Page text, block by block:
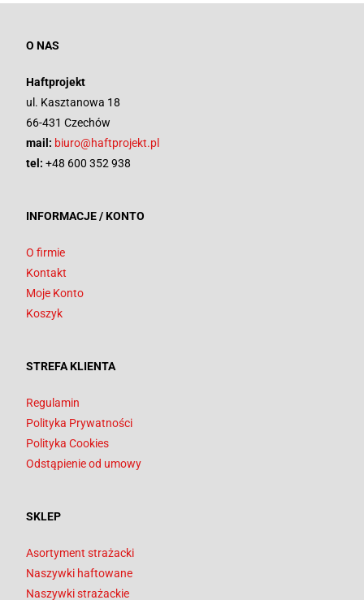
O NAS
Haftprojekt
ul. Kasztanowa 18
66-431 Czechów
mail: biuro@haftprojekt.pl
tel: +48 600 352 938
INFORMACJE / KONTO
O firmie
Kontakt
Moje Konto
Koszyk
STREFA KLIENTA
Regulamin
Polityka Prywatności
Polityka Cookies
Odstąpienie od umowy
SKLEP
Asortyment strażacki
Naszywki haftowane
Naszywki strażackie